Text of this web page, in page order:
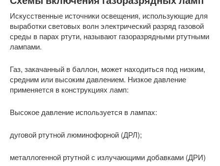
Искусственные источники освещения, использующие для
выработки световых волн электрический разряд газовой
среды в парах ртути, называют газоразрядными ртутными
лампами.
Газ, закачанный в баллон, может находиться под низким,
средним или высоким давлением. Низкое давление
применяется в конструкциях ламп:
Высокое давление используется в лампах:
дуговой ртутной люминофорной (ДРЛ);
металлогенной ртутной с излучающими добавками (ДРИ)